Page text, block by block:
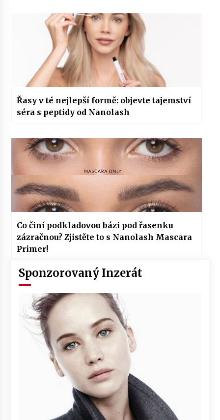
Řasy v té nejlepší formě: objevte tajemství
séra s peptidy od Nanolash
Co činí podkladovou bázi pod řasenku
zázračnou? Zjistěte to s Nanolash Mascara
Primer!
Sponzorovaný Inzerát